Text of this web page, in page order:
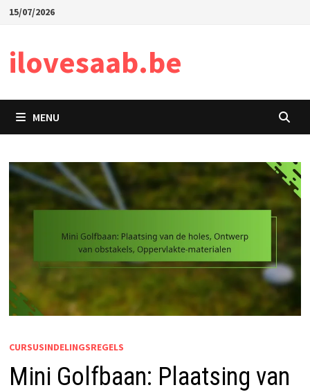
Skip15/07/2026
ilovesaab.be
MENU
CURSUSINDELINGSREGELS
Mini Golfbaan: Plaatsing van